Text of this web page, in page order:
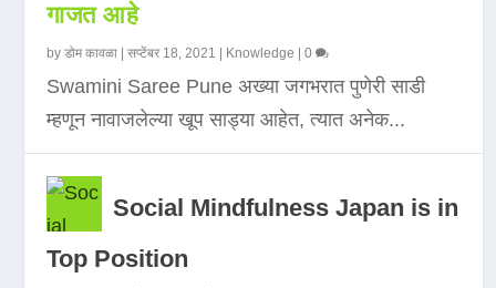
गाजत आहे
byडोम कावळा |सप्टेंबर 18, 2021 Knowledge |0
Swamini Saree Pune अख्या जगभरात पुणेरी साडी
म्हणून नावाजलेल्या खूप साड्या आहेत, त्यात अनेक...
Social Mindfulness Japan is in
Top Position